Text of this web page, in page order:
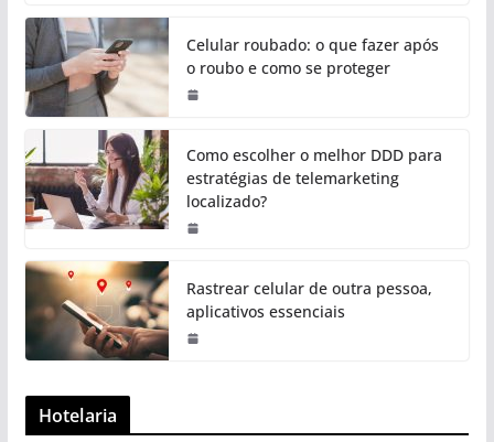
Celular roubado: o que fazer após
o roubo e como se proteger
Como escolher o melhor DDD para
estratégias de telemarketing
localizado?
Rastrear celular de outra pessoa,
aplicativos essenciais
Hotelaria